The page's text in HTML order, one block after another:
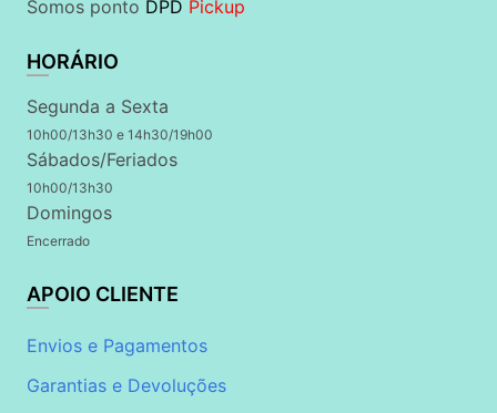
Somos ponto DPD Pickup
HORÁRIO
Segunda a Sexta
10h00/13h30 e 14h30/19h00
Sábados/Feriados
10h00/13h30
Domingos
Encerrado
APOIO CLIENTE
Envios e Pagamentos
Garantias e Devoluções